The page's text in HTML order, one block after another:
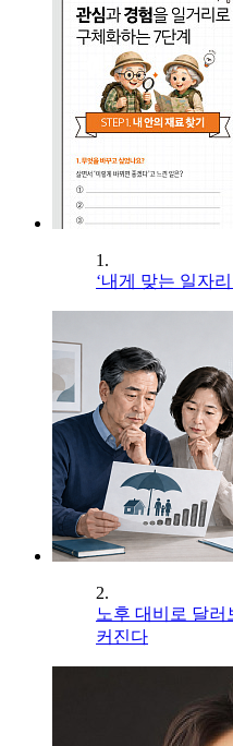
1.
‘내게 맞는 일자
2.
노후 대비로 달러
커진다